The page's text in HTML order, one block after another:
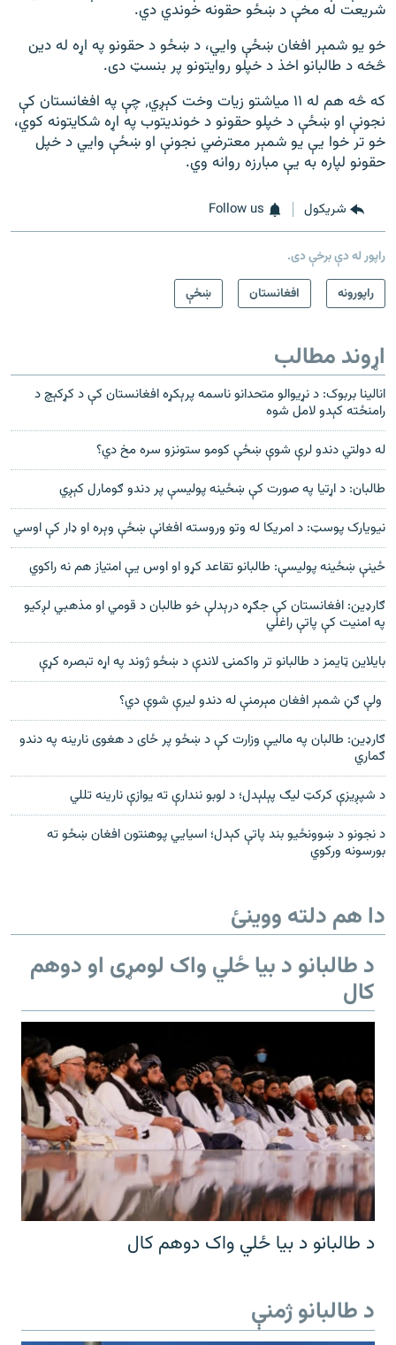
شریعت له مخې د ښځو حقونه خوندي دي.
خو یو شمېر افغان ښځې وايي، د ښځو د حقونو په اړه له دین
څخه د طالبانو اخذ د خپلو روایتونو پر بنسټ دی.
که څه هم له ۱۱ میاشتو زیات وخت کېږي٬ چې په افغانستان کې
نجونې او ښځې د خپلو حقونو د خوندیتوب په اړه شکایتونه کوي،
خو تر خوا یې یو شمېر معترضي نجونې او ښځې وايي د خپل
حقونو لپاره به یې مبارزه روانه وي.
شريکول Follow us
راپور له دې برخې دی.
راپورونه
افغانستان ښځې
اړوند مطالب
انالينا بربوک: د نړيوالو متحدانو ناسمه پرېکړه افغانستان کې د کړکېچ د
رامنځته کېدو لامل شوه
له دولتي دندو لرې شوې ښځې کومو ستونزو سره مخ دي؟
طالبان: د اړتیا په صورت کې ښځینه پولیسې پر دندو ګومارل کېږي
نیویارک پوسټ: د امریکا له وتو وروسته افغانې ښځې وېره او ډار کې اوسي
ځينې ښځينه پولیسې: طالبانو تقاعد کړو او اوس یې امتیاز هم نه راکوي
ګارډين: افغانستان کې جګړه درېدلې خو طالبان د قومي او مذهبي لږکيو
په امنيت کې پاتې راغلي
بایلاین ټایمز د طالبانو تر واکمنۍ لاندې د ښځو ژوند په اړه تبصره کړې
ولې ګڼ شمېر افغان مېرمنې له دندو لیرې شوې دي؟
ګارډین: طالبان په مالیې وزارت کې د ښځو پر ځای د هغوی نارینه په دندو
ګماري
د شپږیزې کرکټ لیګ پېلېدل؛ د لوبو نندارې ته یوازې نارینه تللي
د نجونو د ښوونځیو بند پاتې کېدل؛ اسیايي پوهنتون افغان ښځو ته
بورسونه ورکوي
دا هم دلته ووینئ
د طالبانو د بیا ځلي واک لومړی او دوهم
کال
د طالبانو د بیا ځلي واک دوهم کال
د طالبانو ژمنې